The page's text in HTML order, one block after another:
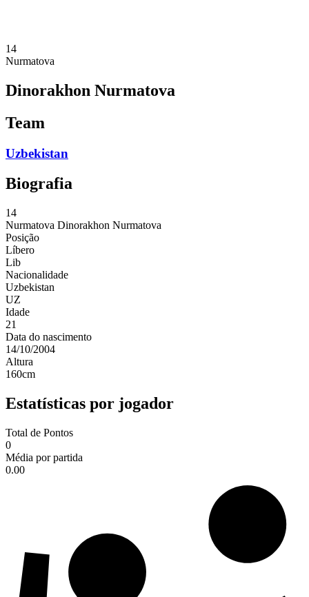
14
Nurmatova
Dinorakhon Nurmatova
Team
Uzbekistan
Biografia
14
Nurmatova Dinorakhon Nurmatova
Posição
Líbero
Lib
Nacionalidade
Uzbekistan
UZ
Idade
21
Data do nascimento
14/10/2004
Altura
160cm
Estatísticas por jogador
Total de Pontos
0
Média por partida
0.00